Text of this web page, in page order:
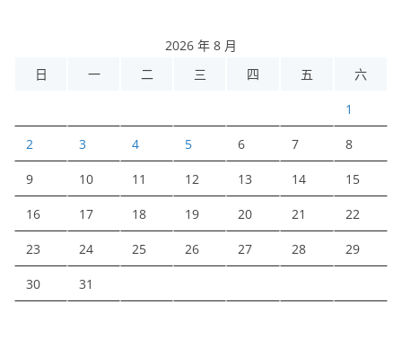
2026 年 8 月
日
一 二 三 四 五 六
1
2 3 4 5 6 7 8
9 10 11 12 13 14 15
16 17 18 19 20 21 22
23 24 25 26 27 28 29
30 31